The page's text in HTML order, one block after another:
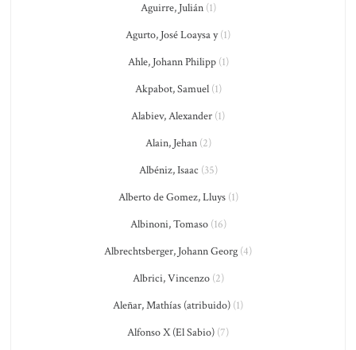
Aguirre, Julián(1)
Agurto, José Loaysa y(1)
Ahle, Johann Philipp(1)
Akpabot, Samuel(1)
Alabiev, Alexander (1)
Alain, Jehan(2)
Albéniz, Isaac (35)
Alberto de Gomez, Lluys(1)
Albinoni, Tomaso(16)
Albrechtsberger, Johann Georg (4)
Albrici, Vincenzo(2)
Aleñar, Mathías (atribuido) (1)
Alfonso X (El Sabio) (7)